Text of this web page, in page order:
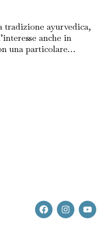
tradizione ayurvedica,
anche in
una particolare…